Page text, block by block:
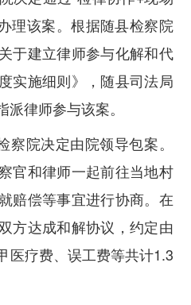
理该案。根据随县检察院
于建立律师参与化解和代
实施细则》，随县司法局
律师参与该案。
察院决定由院领导包案。
官和律师一起前往当地村
赔偿等事宜进行协商。在
方达成和解协议，约定由
医疗费、误工费等共计1.3